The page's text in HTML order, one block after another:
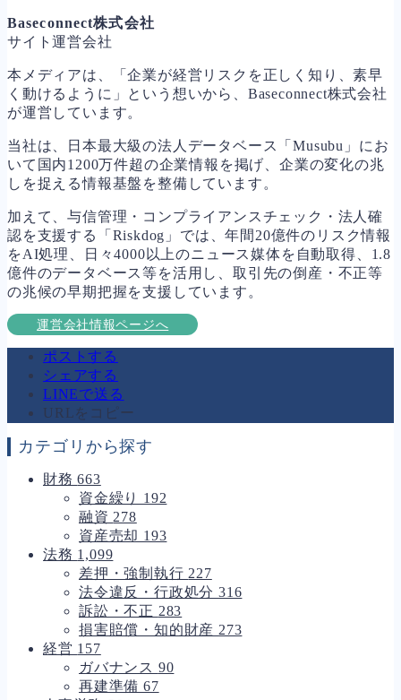
Baseconnect株式会社
サイト運営会社
本メディアは、「企業が経営リスクを正しく知り、素早
く動けるように」という想いから、Baseconnect株式会社
が運営しています。
当社は、日本最大級の法人データベース「Musubu」にお
いて国内1200万件超の企業情報を掲げ、企業の変化の兆
しを捉える情報基盤を整備しています。
加えて、与信管理・コンプライアンスチェック・法人確
認を支援する「Riskdog」では、年間20億件のリスク情報
をAI処理、日々4000以上のニュース媒体を自動取得、1.8
億件のデータベース等を活用し、取引先の倒産・不正等
の兆候の早期把握を支援しています。
運営会社情報ページへ
ポストする
シェアする
LINEで送る
URLをコピー
カテゴリから探す
財務663
資金繰り 192
融資 278
資産売却 193
法務 1,099
差押・強制執行 227
法令違反・行政処分316
訴訟・不正 283
損害賠償・知的財産 273
経営 157
ガバナンス 90
再建準備 67